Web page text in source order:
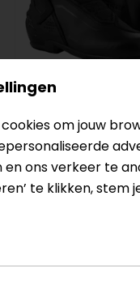
Alpinestars
SMX-6 V3 Gore-
Motorlaarzen
349,95
om jouw
ons verkeer te
te klikken, stem